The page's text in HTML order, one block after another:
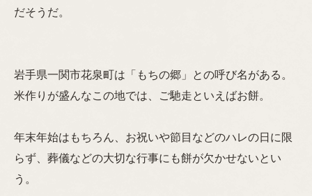
だそうだ。
岩手県一関市花泉町は「もちの郷」との呼び名がある。
米作りが盛んなこの地では、ご馳走といえばお餅。
年末年始はもちろん、お祝いや節目などのハレの日に限
らず、葬儀などの大切な行事にも餅が欠かせないとい
う。